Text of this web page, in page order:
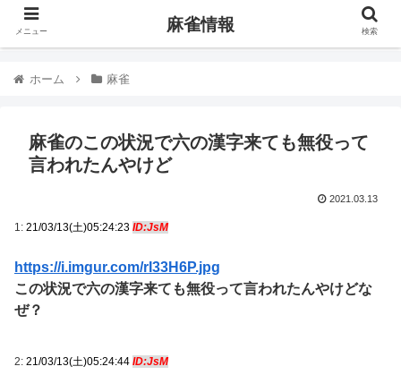
ホーム 麻雀
麻雀のこの状況で六の漢字来ても無役って
言われたんやけど
2021.03.13
1: 21/03/13(土)05:24:23 ID:JsM
https://i.imgur.com/rI33H6P.jpg
この状況で六の漢字来ても無役って言われたんやけどな
ぜ？
2: 21/03/13(土)05:24:44 ID:JsM
メニュー 麻雀情報 検索